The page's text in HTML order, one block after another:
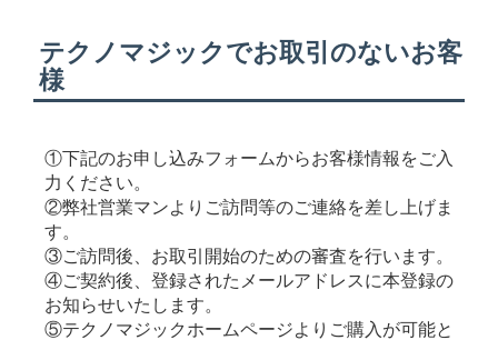
テクノマジックでお取引のないお客
様
①下記のお申し込みフォームからお客様情報をご入
力ください。
②弊社営業マンよりご訪問等のご連絡を差し上げま
す。
③ご訪問後、お取引開始のための審査を行います。
④ご契約後、登録されたメールアドレスに本登録の
お知らせいたします。
⑤テクノマジックホームページよりご購入が可能と